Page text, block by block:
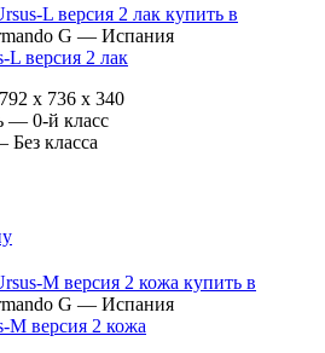
G — Испания
версия 2 лак
x 736 x 340
— 0-й класс
Без класса
G — Испания
версия 2 кожа